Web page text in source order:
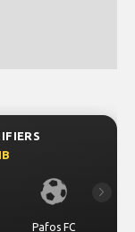
Pafos FC
Next